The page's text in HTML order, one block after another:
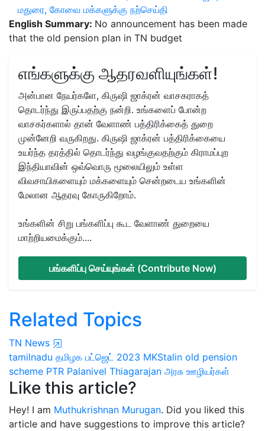
மதுரை, கோவை மக்களுக்கு நற்செய்தி
English Summary: No announcement has been made
that the old pension plan in TN budget
எங்களுக்கு ஆதரவளியுங்கள்!
அன்பான நேயர்களே, கிருஷி ஜாக்ரன் வாசகராகத்
தொடர்ந்து இருப்பதற்கு நன்றி. உங்களைப் போன்ற
வாசகர்களால் தான் வேளாண் பத்திரிக்கைத் துறை
முன்னேறி வருகிறது. கிருஷி ஜாக்ரன் பத்திரிக்கையை
உயர்ந்த தரத்தில் தொடர்ந்து வழங்குவதற்கும் கிராமப்புற
இந்தியாவின் ஒவ்வொரு மூலையிலும் உள்ள
விவசாயிகளையும் மக்களையும் சென்றடைய உங்களின்
மேலான ஆதரவு கோருகிறோம்.
உங்களின் சிறு பங்களிப்பு கூட வேளாண் துறையை
மாற்றியமைக்கும்....
பங்களிப்பு செய்யுங்கள் (Contribute Now)
Related Topics
TN News
tamilnadu தமிழக பட்ஜெட் 2023 MKStalin old pension
scheme PTR Palanivel Thiagarajan அரசு ஊழியர்கள்
Like this article?
Hey! I am Muthukrishnan Murugan. Did you liked this
article and have suggestions to improve this article?